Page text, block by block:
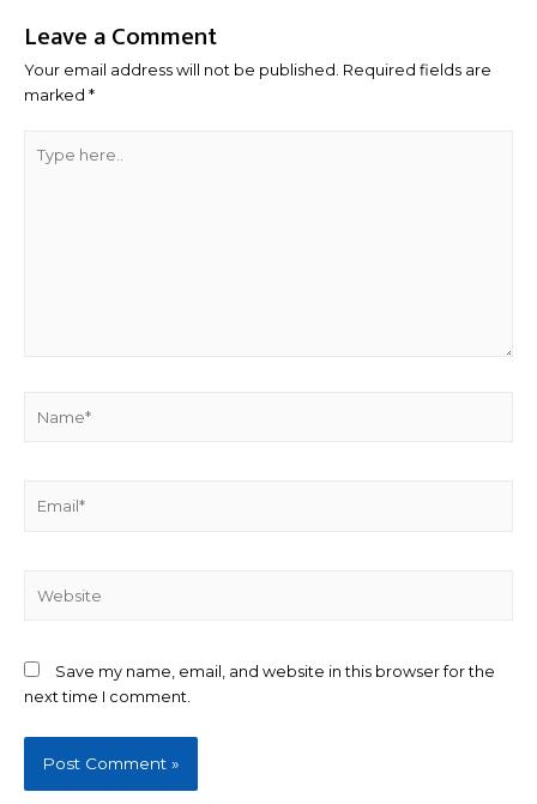
Leave a Comment
Your email address will not be published. Required fields are
marked *
here..
Save my name, email, and website in this browser for the
next time I comment.